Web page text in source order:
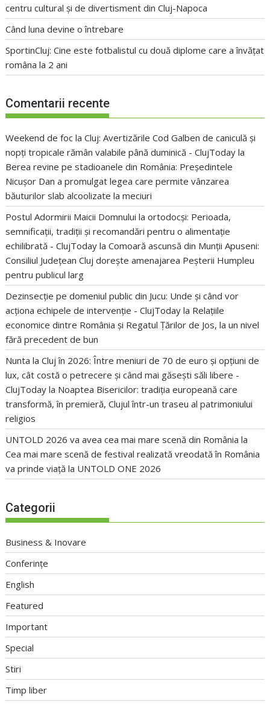
centru cultural și de divertisment din Cluj-Napoca
Când luna devine o întrebare
SportinCluj: Cine este fotbalistul cu două diplome care a învățat
româna la 2 ani
Comentarii recente
Weekend de foc la Cluj: Avertizările Cod Galben de caniculă și
nopți tropicale rămân valabile până duminică - ClujToday la
Berea revine pe stadioanele din România: Președintele
Nicușor Dan a promulgat legea care permite vânzarea
băuturilor slab alcoolizate la meciuri
Postul Adormirii Maicii Domnului la ortodocși: Perioada,
semnificații, tradiții și recomandări pentru o alimentație
echilibrată - ClujToday laComoară ascunsă din Munții Apuseni:
Consiliul Județean Cluj dorește amenajarea Peșterii Humpleu
pentru publicul larg
Dezinsecție pe domeniul public din Jucu: Unde și când vor
acționa echipele de intervenție - ClujToday la Relațiile
economice dintre România și Regatul Țărilor de Jos, la un nivel
fără precedent de bun
Nunta la Cluj în 2026: Între meniuri de 70 de euro și opțiuni de
lux, cât costă o petrecere și când mai găsești săli libere -
ClujToday la Noaptea Bisericilor: tradiția europeană care
transformă, în premieră, Clujul într-un traseu al patrimoniului
religios
UNTOLD 2026 va avea cea mai mare scenă din România la
Cea mai mare scenă de festival realizată vreodată în România
va prinde viață la UNTOLD ONE 2026
Categorii
Business & Inovare
Conferințe
English
Featured
Important
Special
Stiri
Timp liber